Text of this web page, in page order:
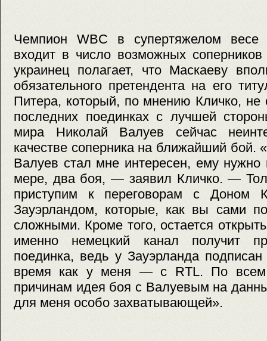
Чемпион WBC в супертяжелом
входит в число возможных
украинец полагает, что Маскаеву
обязательного претендента на его
Питера, который, по мнению Кличко, не
последних поединках с лучшей
мира Николай Валуев сейчас
качестве соперника на ближайший бой.
Валуев стал мне интересен, ему
мере, два боя, — заявил Кличко. —
приступим к переговорам с Доном
Зауэрландом, которые, как вы сами
сложными. Кроме того, остается
именно немецкий канал получит
поединка, ведь у Зауэрланда
время как у меня — с RTL. По всем
причинам идея боя с Валуевым на
для меня особо захватывающей».